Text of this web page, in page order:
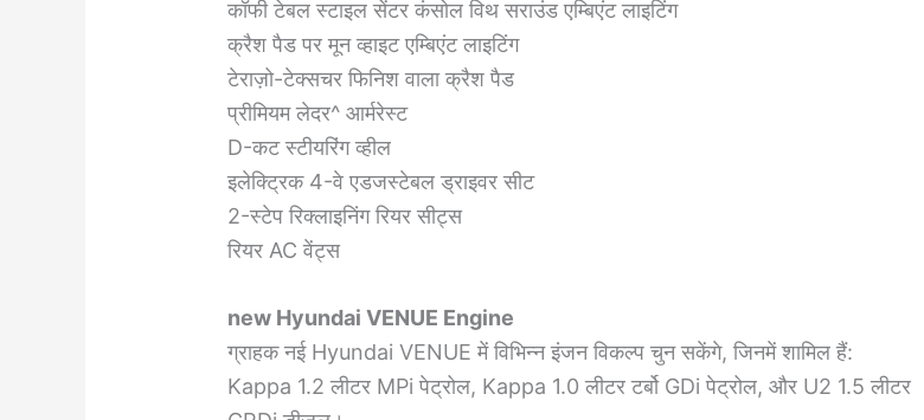
कॉफी टेबल स्टाइल सेंटर कंसोल विथ सराउंड एम्बिएंट लाइटिंग
क्रैश पैड पर मून व्हाइट एम्बिएंट लाइटिंग
टेराज़ो-टेक्सचर फिनिश वाला क्रैश पैड
प्रीमियम लेदर^ आर्मरेस्ट
D-कट स्टीयरिंग व्हील
इलेक्ट्रिक 4-वे एडजस्टेबल ड्राइवर सीट
2-स्टेप रिक्लाइनिंग रियर सीट्स
रियर AC वेंट्स
new Hyundai VENUE Engine
ग्राहक नई Hyundai VENUE में विभिन्न इंजन विकल्प चुन सकेंगे, जिनमें शामिल हैं:
Kappa 1.2 लीटर MPi पेट्रोल, Kappa 1.0 लीटर टर्बो GDi पेट्रोल, और U2 1.5 लीटर